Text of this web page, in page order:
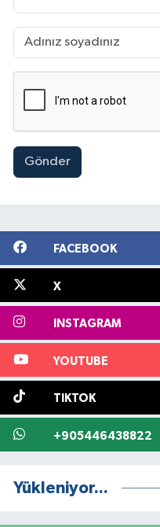
Gönder
FACEBOOK
X
INSTAGRAM
YOUTUBE
TIKTOK
+905446438822
Yükleniyor...